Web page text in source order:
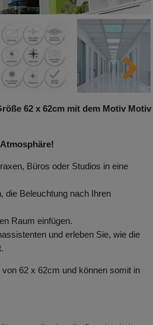
62 x 62cm mit dem Motiv Motiv
Büros oder Studios in eine
die Beleuchtung nach Ihren
Raum einfügen.
und erleben Sie, wie die
62 x 62cm und können somit in